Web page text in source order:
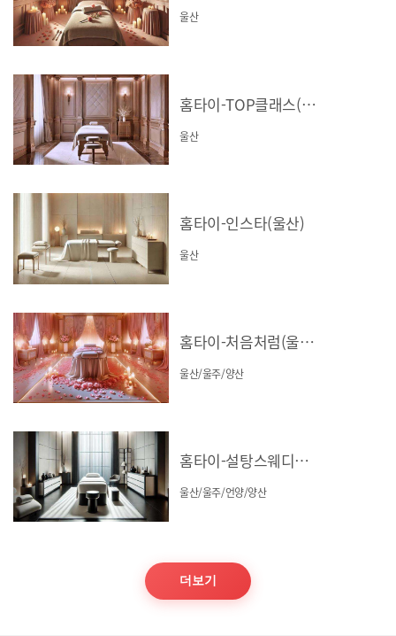
울산
홈타이-TOP클래스(울산)
울산
홈타이-인스타(울산)
울산
홈타이-처음처럼(울산/울주/양산)
울산/울주/양산
홈타이-설탕스웨디시(울산/울주/언양/양산)
울산/울주/언양/양산
더보기